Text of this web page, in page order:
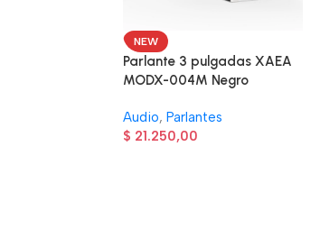
NEW
Parlante 3 pulgadas XAEA
MODX-004M Negro
Audio, Parlantes
$ 21.250,00